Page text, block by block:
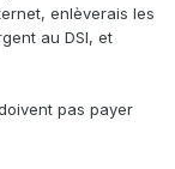
enlèverais les
au DSI, et
pas payer